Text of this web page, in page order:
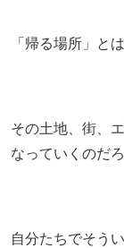
「帰る場所」と
その土地、街、
なっていくのだろ
自分たちでそう